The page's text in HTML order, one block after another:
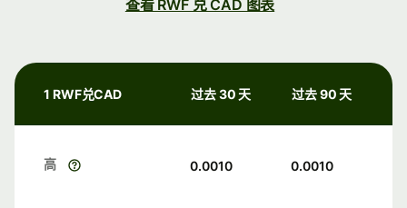
查看 RWF 兑 CAD 图表
1 RWF兑CAD 过去 30 天 过去 90 天
高 0.0010 0.0010